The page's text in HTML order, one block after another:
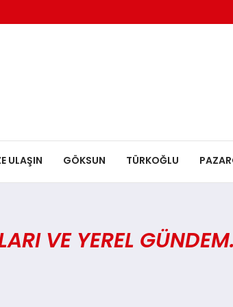
ULAŞIN GÖKSUN TÜRKOĞLU
VE YEREL